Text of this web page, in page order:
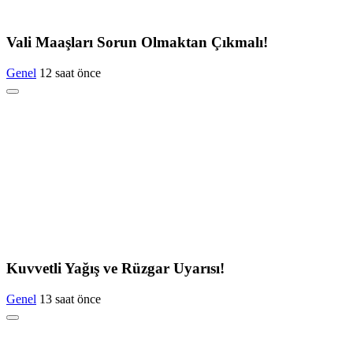
Vali Maaşları Sorun Olmaktan Çıkmalı!
Genel 12 saat önce
Kuvvetli Yağış ve Rüzgar Uyarısı!
Genel 13 saat önce